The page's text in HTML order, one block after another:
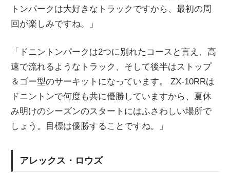
トンパークは大好きなトラックですから、最初の周
回が楽しみですね。」
「ドニントンパークは2つに別れたコースと言え、高
速で流れるようなトラック、そして後半はストップ
＆ゴー型のサーキットになっています。 ZX-10RRは
ドニントンで何度も共に優勝していますから、夏休
み明けのシーズンのスタートにはふさわしい場所で
しょう。目標は優勝することですね。」
アレックス・ロウズ